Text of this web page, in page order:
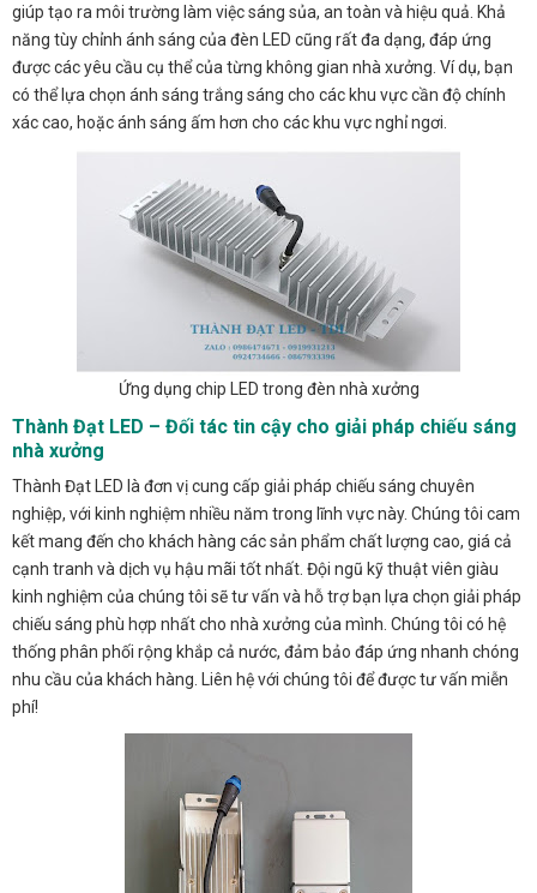
giúp tạo ra môi trường làm việc sáng sủa, an toàn và hiệu quả. Khả
năng tùy chỉnh ánh sáng của đèn LED cũng rất đa dạng, đáp ứng
được các yêu cầu cụ thể của từng không gian nhà xưởng. Ví dụ, bạn
có thể lựa chọn ánh sáng trắng sáng cho các khu vực cần độ chính
xác cao, hoặc ánh sáng ấm hơn cho các khu vực nghỉ ngơi.
Ứng dụng chip LED trong đèn nhà xưởng
Thành Đạt LED – Đối tác tin cậy cho giải pháp chiếu sáng
nhà xưởng
Thành Đạt LED là đơn vị cung cấp giải pháp chiếu sáng chuyên
nghiệp, với kinh nghiệm nhiều năm trong lĩnh vực này. Chúng tôi cam
kết mang đến cho khách hàng các sản phẩm chất lượng cao, giá cả
cạnh tranh và dịch vụ hậu mãi tốt nhất. Đội ngũ kỹ thuật viên giàu
kinh nghiệm của chúng tôi sẽ tư vấn và hỗ trợ bạn lựa chọn giải pháp
chiếu sáng phù hợp nhất cho nhà xưởng của mình. Chúng tôi có hệ
thống phân phối rộng khắp cả nước, đảm bảo đáp ứng nhanh chóng
nhu cầu của khách hàng. Liên hệ với chúng tôi để được tư vấn miễn
phí!